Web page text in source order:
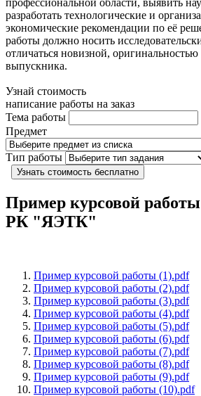
разработать технологические и
экономические рекомендации по её
работы должно носить
отличаться новизной,
выпускника.
Узнай стоимость
написание работы на заказ
Тема работы
Предмет
Тип работы
Узнать стоимость бесплатно
Пример курсовой
РК "ЯЭТК"
Пример курсовой работы (1).pdf
Пример курсовой работы (2).pdf
Пример курсовой работы (3).pdf
Пример курсовой работы (4).pdf
Пример курсовой работы (5).pdf
Пример курсовой работы (6).pdf
Пример курсовой работы (7).pdf
Пример курсовой работы (8).pdf
Пример курсовой работы (9).pdf
Пример курсовой работы (10).pdf